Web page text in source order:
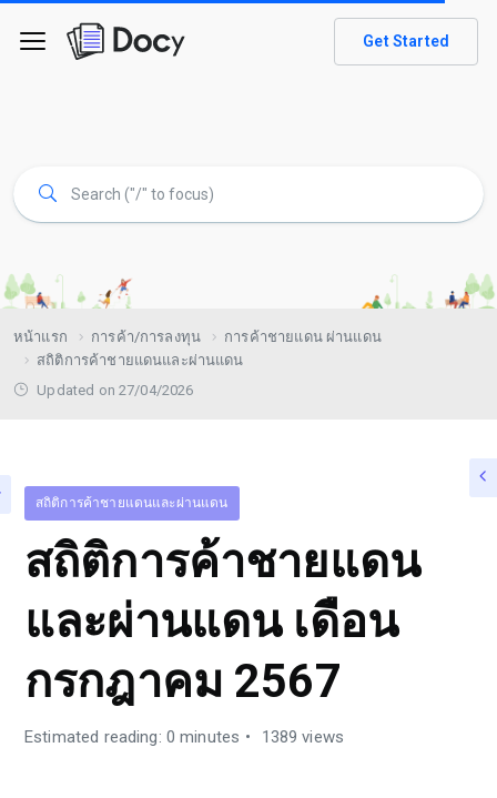
Get Started
หน้าแรก การค้า/การลงทุน
การค้าชายแดน ผ่านแดน
สถิติการค้าชายแดนและผ่านแดน
Updated on 27/04/2026
สถิติการค้าชายแดนและผ่านแดน
สถิติการค้าชายแดน
และผ่านแดน เดือน
กรกฎาคม 2567
Estimated reading: 0 minutes 1389 views